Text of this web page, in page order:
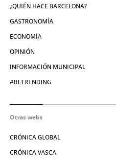
¿QUIÉN HACE BARCELONA?
GASTRONOMÍA
ECONOMÍA
OPINIÓN
INFORMACIÓN MUNICIPAL
#BETRENDING
Otras webs
CRÓNICA GLOBAL
CRÓNICA VASCA